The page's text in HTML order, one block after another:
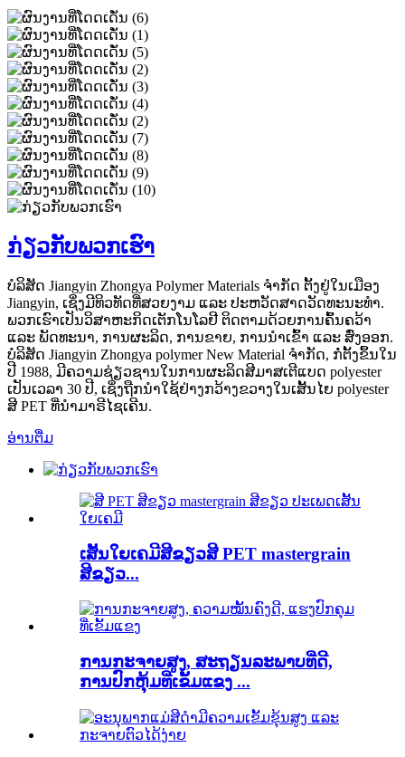
ກ່ຽວກັບພວກເຮົາ
ບໍລິສັດ Jiangyin Zhongya Polymer Materials ຈຳກັດ ຕັ້ງຢູ່ໃນເມືອງ
Jiangyin, ເຊິ່ງມີທິວທັດທີ່ສວຍງາມ ແລະ ປະຫວັດສາດວັດທະນະທຳ.
ພວກເຮົາເປັນວິສາຫະກິດເຕັກໂນໂລຢີ ຕິດຕາມດ້ວຍການຄົ້ນຄວ້າ
ແລະ ພັດທະນາ, ການຜະລິດ, ການຂາຍ, ການນຳເຂົ້າ ແລະ ສົ່ງອອກ.
ບໍລິສັດ Jiangyin Zhongya polymer New Material ຈຳກັດ, ກໍ່ຕັ້ງຂຶ້ນໃນ
ປີ 1988, ມີຄວາມຊ່ຽວຊານໃນການຜະລິດສີມາສເຕີແບດ polyester
ເປັນເວລາ 30 ປີ, ເຊິ່ງຖືກນຳໃຊ້ຢ່າງກວ້າງຂວາງໃນເສັ້ນໄຍ polyester
ສີ PET ທີ່ນຳມາຣີໄຊເຄີນ.
ອ່ານຕື່ມ
ເສັ້ນໃຍເຄມີສີຂຽວສີ PET mastergrain
ສີຂຽວ...
ການກະຈາຍສູງ, ສະຖຽນລະພາບທີ່ດີ,
ການປົກຫຸ້ມທີ່ເຂັ້ມແຂງ ...